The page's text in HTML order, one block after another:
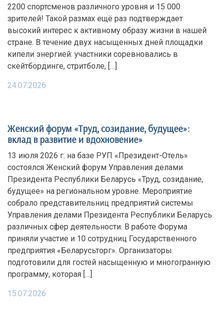
2200 спортсменов различного уровня и 15 000
зрителей! Такой размах ещё раз подтверждает
высокий интерес к активному образу жизни в нашей
стране. В течение двух насыщенных дней площадки
кипели энергией: участники соревновались в
скейтбординге, стритболе, […]
24.07.2026
Женский форум «Труд, созидание, будущее»:
вклад в развитие и вдохновение»
13 июля 2026 г. на базе РУП «Президент-Отель»
состоялся Женский форум Управления делами
Президента Республики Беларусь «Труд, созидание,
будущее» на региональном уровне. Мероприятие
собрало представительниц предприятий системы
Управления делами Президента Республики Беларусь
различных сфер деятельности. В работе Форума
приняли участие и 10 сотрудниц Государственного
предприятия «Беларусьторг». Организаторы
подготовили для гостей насыщенную и многогранную
программу, которая […]
15.07.2026